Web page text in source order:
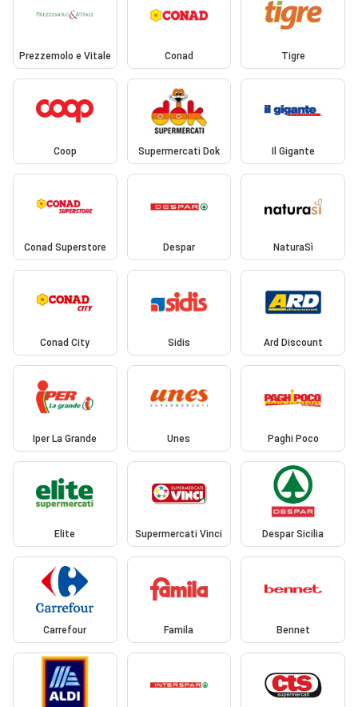
Prezzemolo e Vitale Conad Tigre
Coop Supermercati Dok Il Gigante
Conad Superstore Despar NaturaSì
Conad City Sidis Ard Discount
Iper La Grande Unes Paghi Poco
Elite Supermercati Vinci Despar Sicilia
Carrefour Famila Bennet